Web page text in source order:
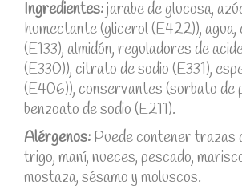
Ingredientes:jarabe de glucosa,
humectante (glicerol (E422)),
(E133), almidón, reguladores de
(E330)), citrato de sodio (E331),
(E406)), conservantes (sorbato de
benzoato de sodio (E211).
Alérgenos:Puede contener trazas
trigo, maní, nueces, pescado,
mostaza, sésamo y moluscos.